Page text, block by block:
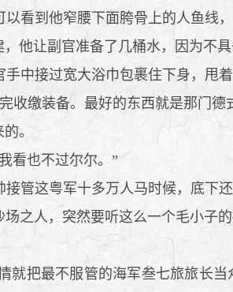
看到他窄腰下面胯骨上的人鱼线
他让副官准备了几桶水，因为不
中接过宽大浴巾包裹住下身，甩
收缴装备。最好的东西就是那门
。
看也不过尔尔。”
管这粤军十多万人马时候，底下
之人，突然要听这么一个毛小子
把最不服管的海军叁七旅旅长